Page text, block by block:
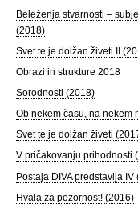
Beleženja stvarnosti –
(2018)
Svet te je dolžan živeti II
Obrazi in strukture 2018
Sorodnosti (2018)
Ob nekem času, na nekem
Svet te je dolžan živeti
V pričakovanju prihodnosti
Postaja DIVA predstavlja IV
Hvala za pozornost! (2016)